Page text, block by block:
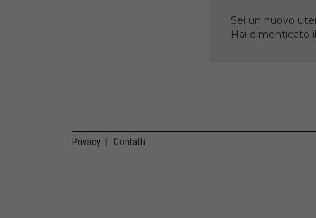
Sei un nuovo
Hai dimenticato
Privacy Contatti